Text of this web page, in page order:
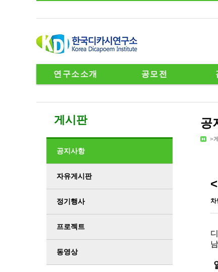
연구소소개 공모전
공
>
차
게시판
공지사항
자유게시판
정기행사
프로젝트
동영상